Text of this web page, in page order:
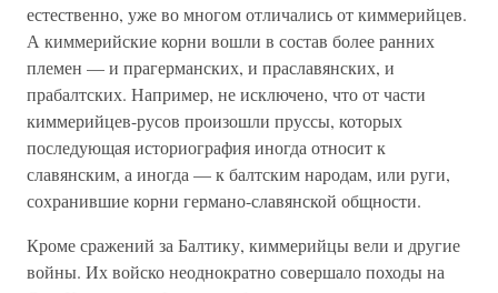
естественно, уже во многом отличались от киммерийцев.
А киммерийские корни вошли в состав более ранних
племен — и прагерманских, и праславянских, и
прабалтских. Например, не исключено, что от части
киммерийцев-русов произошли пруссы, которых
последующая историография иногда относит к
славянским, а иногда — к балтским народам, или руги,
сохранившие корни германо-славянской общности.
Кроме сражений за Балтику, киммерийцы вели и другие
войны. Их войско неоднократно совершало походы на